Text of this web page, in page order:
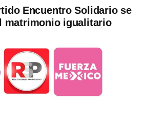
Encuentro Solidario se
matrimonio igualitario